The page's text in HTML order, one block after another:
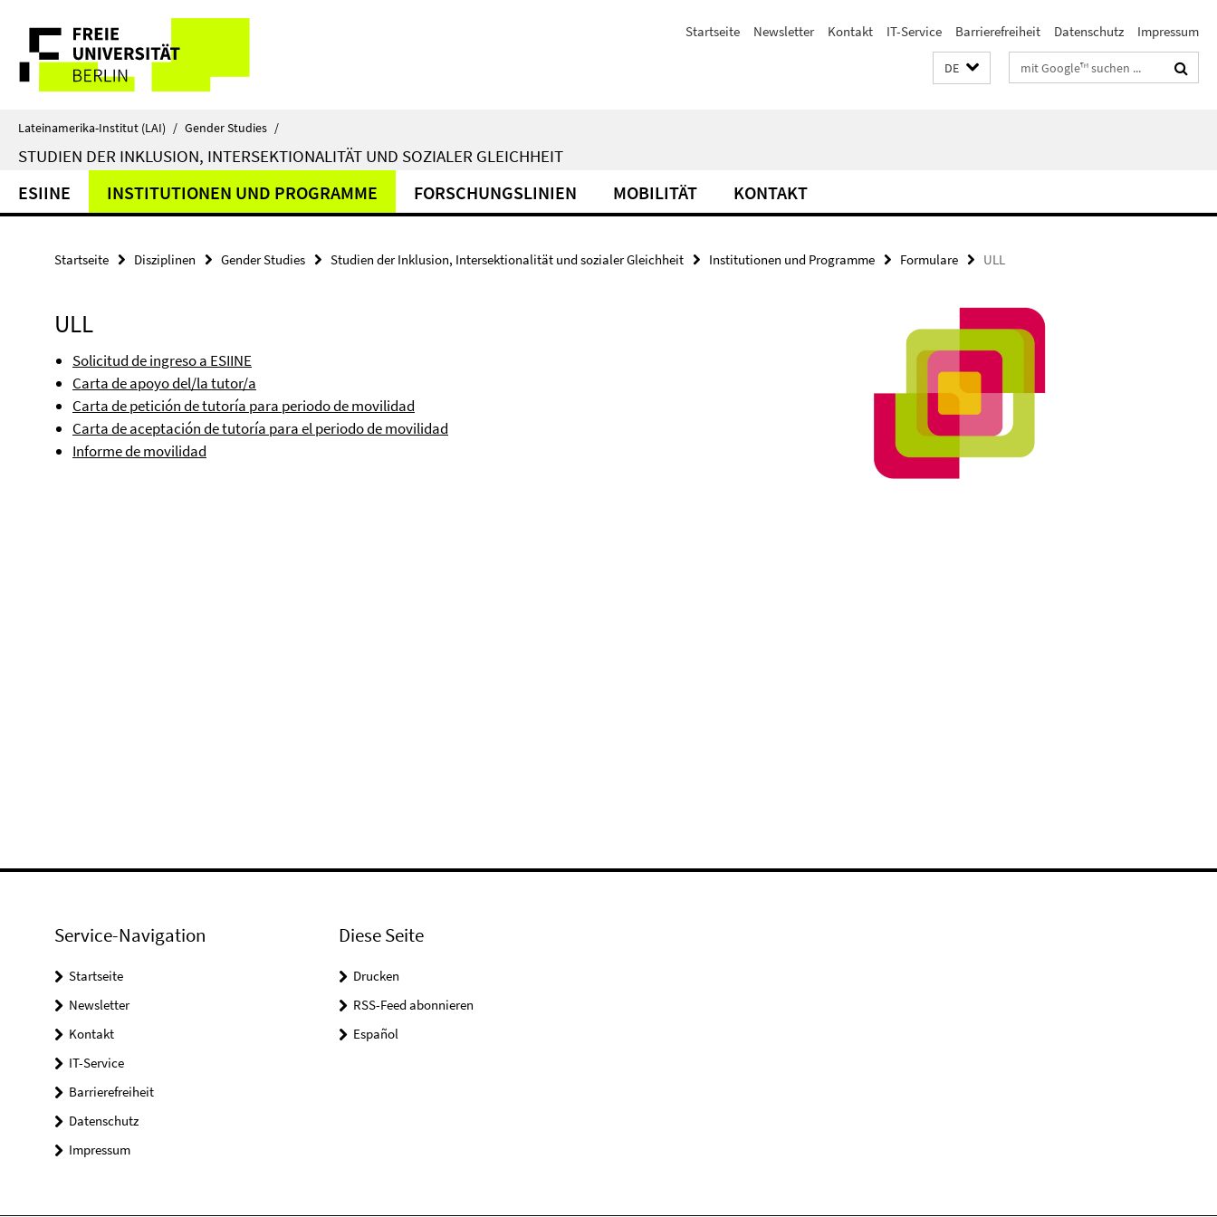
direkt
Inhalt
Service-
Navigation
Startseite Newsletter Kontakt IT-Service Barrierefreiheit Datenschutz Impressum
DE Suchbegriffe
Lateinamerika-Institut (LAI) / Gender Studies /
STUDIEN DER INKLUSION, INTERSEKTIONALITÄT UND SOZIALER GLEICHHEIT
ESIINE INSTITUTIONEN UND PROGRAMME FORSCHUNGSLINIEN MOBILITÄT KONTAKT
Startseite Disziplinen Gender Studies Studien der Inklusion, Intersektionalität und sozialer Gleichheit Institutionen und Programme Formulare ULL
ULL
Solicitud de ingreso a ESIINE
Carta de apoyo del/la tutor/a
Carta de petición de tutoría para periodo de movilidad
Carta de aceptación de tutoría para el periodo de movilidad
Informe de movilidad
Service-Navigation
Startseite
Newsletter
Kontakt
IT-Service
Barrierefreiheit
Datenschutz
Impressum
Diese Seite
Drucken
RSS-Feed abonnieren
Español